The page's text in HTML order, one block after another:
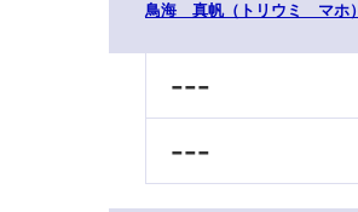
鳥海 真帆（トリウミ マホ）
---
---